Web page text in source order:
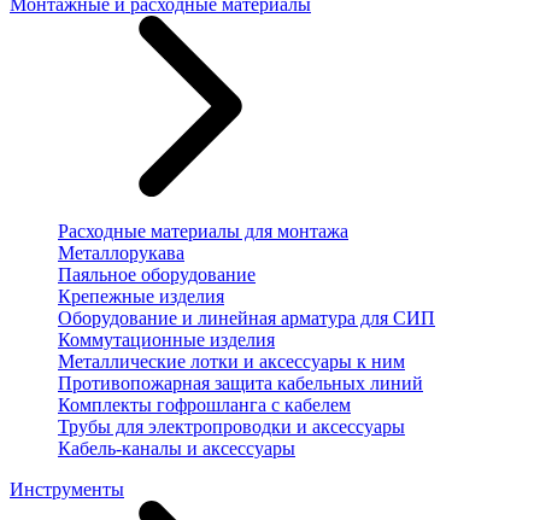
Монтажные и расходные материалы
Расходные материалы для монтажа
Металлорукава
Паяльное оборудование
Крепежные изделия
Оборудование и линейная арматура для СИП
Коммутационные изделия
Металлические лотки и аксессуары к ним
Противопожарная защита кабельных линий
Комплекты гофрошланга с кабелем
Трубы для электропроводки и аксессуары
Кабель-каналы и аксессуары
Инструменты